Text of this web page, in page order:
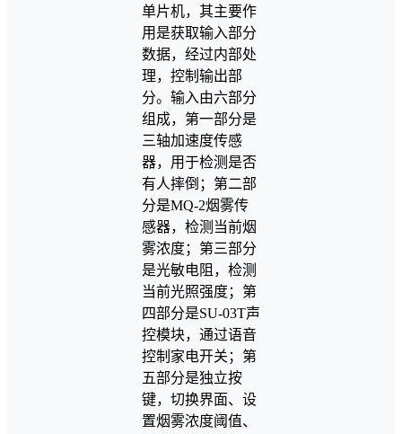
单片机，其主要作
用是获取输入部分
数据，经过内部处
理，控制输出部
分。输入由六部分
组成，第一部分是
三轴加速度传感
器，用于检测是否
有人摔倒；第二部
分是MQ-2烟雾传
感器，检测当前烟
雾浓度；第三部分
是光敏电阻，检测
当前光照强度；第
四部分是SU-03T声
控模块，通过语音
控制家电开关；第
五部分是独立按
键，切换界面、设
置烟雾浓度阈值、